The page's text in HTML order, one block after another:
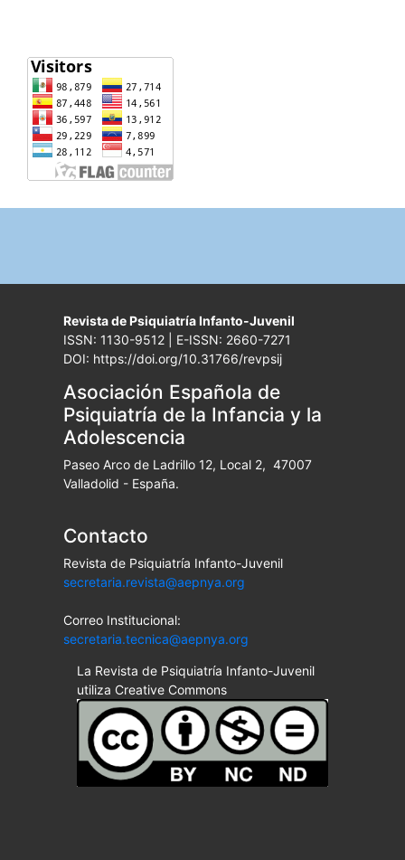
Revista de Psiquiatría Infanto-Juvenil
ISSN: 1130-9512 | E-ISSN: 2660-7271
DOI: https://doi.org/10.31766/revpsij
Asociación Española de
Psiquiatría de la Infancia y la
Adolescencia
Paseo Arco de Ladrillo 12, Local 2, 47007
Valladolid - España.
Contacto
Revista de Psiquiatría Infanto-Juvenil
secretaria.revista@aepnya.org
Correo Institucional:
secretaria.tecnica@aepnya.org
La Revista de Psiquiatría Infanto-Juvenil
utiliza Creative Commons